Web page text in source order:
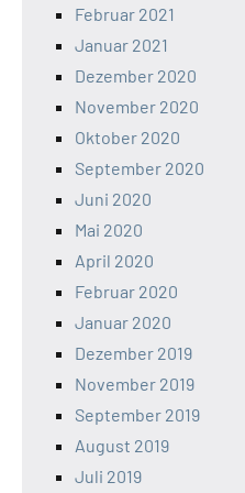
Februar 2021
Januar 2021
Dezember 2020
November 2020
Oktober 2020
September 2020
Juni 2020
Mai 2020
April 2020
Februar 2020
Januar 2020
Dezember 2019
November 2019
September 2019
August 2019
Juli 2019